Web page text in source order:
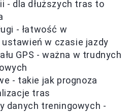
- dla dłuższych tras to
- łatwość w
w czasie jazdy
GPS - ważna w trudnych
- takie jak prognoza
tras
danych treningowych -